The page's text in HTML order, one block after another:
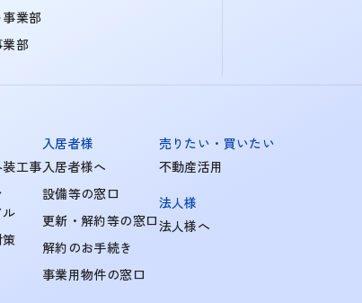
業部
業部
工事
入居者様
入居者様へ
設備等の窓口
更新・解約等の窓口
解約のお手続き
事業用物件の窓口
売りたい・買いたい
不動産活用
法人様
法人様へ